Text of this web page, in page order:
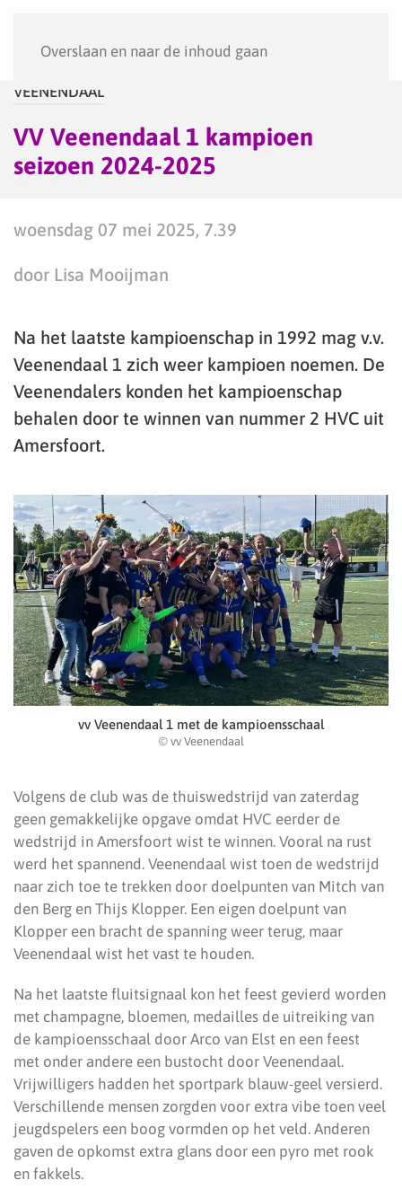
Overslaan en naar de inhoud gaan
VEENENDAAL
VV Veenendaal 1 kampioen
seizoen 2024-2025
woensdag 07 mei 2025, 7.39
door Lisa Mooijman
Na het laatste kampioenschap in 1992 mag v.v.
Veenendaal 1 zich weer kampioen noemen. De
Veenendalers konden het kampioenschap
behalen door te winnen van nummer 2 HVC uit
Amersfoort.
vv Veenendaal 1 met de kampioensschaal
© vv Veenendaal
Volgens de club was de thuiswedstrijd van zaterdag
geen gemakkelijke opgave omdat HVC eerder de
wedstrijd in Amersfoort wist te winnen. Vooral na rust
werd het spannend. Veenendaal wist toen de wedstrijd
naar zich toe te trekken door doelpunten van Mitch van
den Berg en Thijs Klopper. Een eigen doelpunt van
Klopper een bracht de spanning weer terug, maar
Veenendaal wist het vast te houden.
Na het laatste fluitsignaal kon het feest gevierd worden
met champagne, bloemen, medailles de uitreiking van
de kampioensschaal door Arco van Elst en een feest
met onder andere een bustocht door Veenendaal.
Vrijwilligers hadden het sportpark blauw-geel versierd.
Verschillende mensen zorgden voor extra vibe toen veel
jeugdspelers een boog vormden op het veld. Anderen
gaven de opkomst extra glans door een pyro met rook
en fakkels.